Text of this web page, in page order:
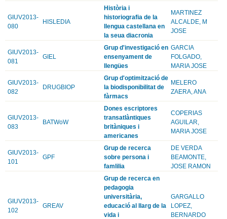
GIUV2013-
080
HISLEDIA
Història i
historiografia de la
llengua castellana en
la seua diacronia
MARTINEZ
ALCALDE, M
JOSE
GIUV2013-
081
GIEL
Grup d'investigació en
ensenyament de
llengües
GARCIA
FOLGADO,
MARIA JOSE
GIUV2013-
082
DRUGBIOP
Grup d'optimització de
la biodisponibilitat de
fàrmacs
MELERO
ZAERA, ANA
GIUV2013-
083
BATWoW
Dones escriptores
transatlàntiques
britàniques i
americanes
COPERIAS
AGUILAR,
MARIA JOSE
GIUV2013-
101
GPF
Grup de recerca
sobre persona i
famlilia
DE VERDA
BEAMONTE,
JOSE RAMON
GIUV2013-
102
GREAV
Grup de recerca en
pedagogia
universitària,
educació al llarg de la
vida i
GARGALLO
LOPEZ,
BERNARDO